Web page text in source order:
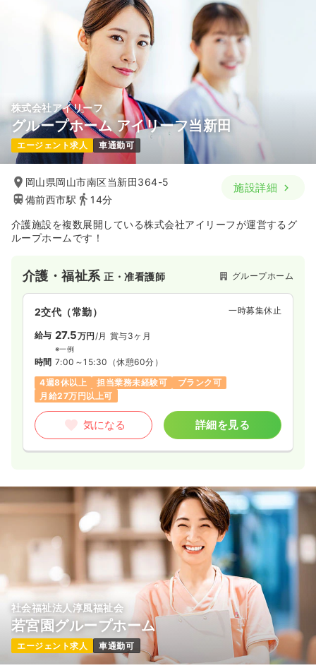
株式会社アイリーフ
グループホーム アイリーフ当新田
エージェント求人 車通勤可
岡山県岡山市南区当新田364-5
備前西市駅
14分
施設詳細
介護施設を複数展開している株式会社アイリーフが運営するグ
ループホームです！
介護・福祉系正・准看護師 グループホーム
2交代（常勤） 一時募集休止
給与 27.5万円/月 賞与3ヶ月
※一例
時間 7:00～15:30 （休憩60分）
4週8休以上
担当業務未経験可
ブランク可
月給27万円以上可
気になる 詳細を見る
社会福祉法人淳風福祉会
若宮園グループホーム
エージェント求人 車通勤可